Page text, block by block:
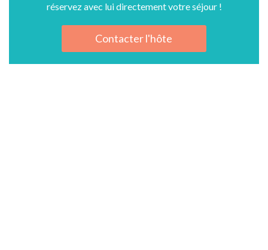
réservez avec lui directement votre séjour !
Contacter l'hôte